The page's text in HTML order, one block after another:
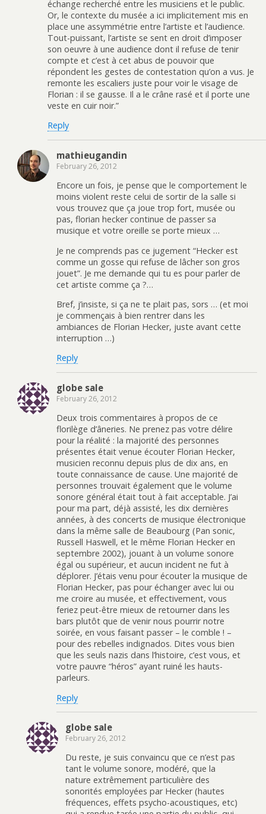
échange recherché entre les musiciens et le public.
Or, le contexte du musée a ici implicitement mis en
place une assymmétrie entre l’artiste et l’audience.
Tout-puissant, l’artiste se sent en droit d’imposer
son oeuvre à une audience dont il refuse de tenir
compte et c’est à cet abus de pouvoir que
répondent les gestes de contestation qu’on a vus. Je
remonte les escaliers juste pour voir le visage de
Florian : il se gausse. Il a le crâne rasé et il porte une
veste en cuir noir.”
Reply
mathieugandin
February 26, 2012
Encore un fois, je pense que le comportement le
moins violent reste celui de sortir de la salle si
vous trouvez que ça joue trop fort, musée ou
pas, florian hecker continue de passer sa
musique et votre oreille se porte mieux …
Je ne comprends pas ce jugement “Hecker est
comme un gosse qui refuse de lâcher son gros
jouet”. Je me demande qui tu es pour parler de
cet artiste comme ça ?…
Bref, j’insiste, si ça ne te plait pas, sors … (et moi
je commençais à bien rentrer dans les
ambiances de Florian Hecker, juste avant cette
interruption …)
Reply
globe sale
February 26, 2012
Deux trois commentaires à propos de ce
florilège d’âneries. Ne prenez pas votre délire
pour la réalité : la majorité des personnes
présentes était venue écouter Florian Hecker,
musicien reconnu depuis plus de dix ans, en
toute connaissance de cause. Une majorité de
personnes trouvait également que le volume
sonore général était tout à fait acceptable. J’ai
pour ma part, déjà assisté, les dix dernières
années, à des concerts de musique électronique
dans la même salle de Beaubourg (Pan sonic,
Russell Haswell, et le même Florian Hecker en
septembre 2002), jouant à un volume sonore
égal ou supérieur, et aucun incident ne fut à
déplorer. J’étais venu pour écouter la musique de
Florian Hecker, pas pour échanger avec lui ou
me croire au musée, et effectivement, vous
feriez peut-être mieux de retourner dans les
bars plutôt que de venir nous pourrir notre
soirée, en vous faisant passer – le comble ! –
pour des rebelles indignados. Dites vous bien
que les seuls nazis dans l’histoire, c’est vous, et
votre pauvre “héros” ayant ruiné les hauts-
parleurs.
Reply
globe sale
February 26, 2012
Du reste, je suis convaincu que ce n’est pas
tant le volume sonore, modéré, que la
nature extrêmement particulière des
sonorités employées par Hecker (hautes
fréquences, effets psycho-acoustiques, etc)